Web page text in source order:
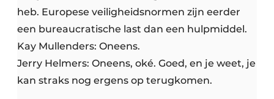
heb. Europese veiligheidsnormen zijn eerder
een bureaucratische last dan een hulpmiddel.
Kay Mullenders: Oneens.
Jerry Helmers: Oneens, oké. Goed, en je weet, je
kan straks nog ergens op terugkomen.